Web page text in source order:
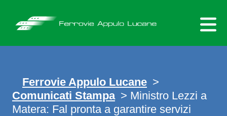
content
Ferrovie Appulo Lucane >
Comunicati Stampa > Ministro Lezzi a
Matera: Fal pronta a garantire servizi